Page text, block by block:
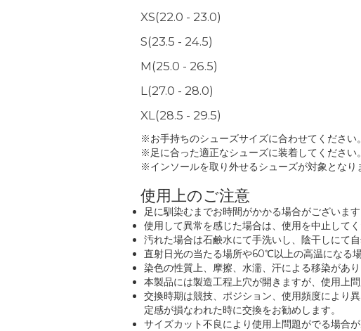
XS(22.0 - 23.0)
S(23.5 - 24.5)
M(25.0 - 26.5)
L(27.0 - 28.0)
XL(28.5 - 29.5)
※お手持ちのシューズサイズに合わせてください
※足に合った適正なシューズに装着してください。
※インソールを取り外せるシューズが対象となり
使用上のご注意
足に馴染むまでお時間がかかる場合がございま
使用して異常を感じた場合は、使用を中止してく
汚れた場合は石鹸水にて手洗いし、陰干しにて自
直射日光の当たる場所や60℃以上の高温になる
染色の性質上、摩擦、水濡、汗による移染があり
本製品には製造工程上穴が開きますが、使用上問
交換時期は競技、ポジション、使用頻度により
定感が損なわれた時に交換をお勧めします。
サイズカット不良により使用上問題がでる場合